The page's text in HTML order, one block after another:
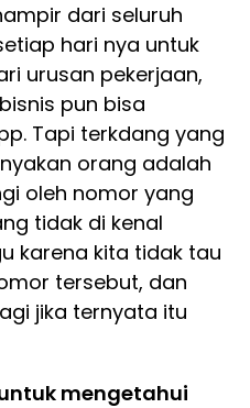
dari seluruh
hari nya untuk
urusan pekerjaan,
pun bisa
Tapi terkdang yang
orang adalah
oleh nomor yang
tidak di kenal
karena kita tidak tau
tersebut, dan
jika ternyata itu
mengetahui